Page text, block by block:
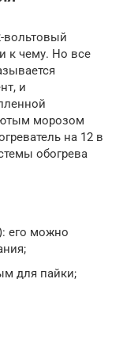
вольтовый
к чему. Но все
и
морозом
на 12 в
обогрева
его можно
для пайки;